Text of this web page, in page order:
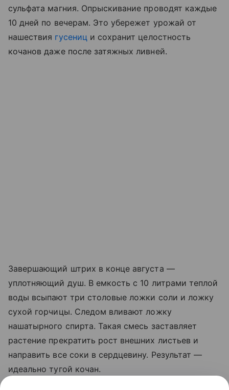
сульфата магния. Опрыскивание проводят каждые
10 дней по вечерам. Это убережет урожай от
нашествия гусеници сохранит целостность
кочанов даже после затяжных ливней.
Завершающий штрих в конце августа —
уплотняющий душ. В емкость с 10 литрами теплой
воды всыпают три столовые ложки соли и ложку
сухой горчицы. Следом вливают ложку
нашатырного спирта. Такая смесь заставляет
растение прекратить рост внешних листьев и
направить все соки в сердцевину. Результат —
идеально тугой кочан.